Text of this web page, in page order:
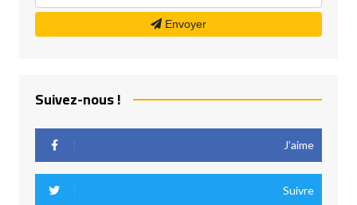
Envoyer
Suivez-nous !
J’aime
Suivre